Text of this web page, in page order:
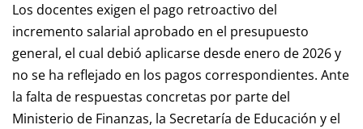
Los docentes exigen el pago retroactivo del
incremento salarial aprobado en el presupuesto
general, el cual debió aplicarse desde enero de 2026 y
no se ha reflejado en los pagos correspondientes. Ante
la falta de respuestas concretas por parte del
Ministerio de Finanzas, la Secretaría de Educación y el